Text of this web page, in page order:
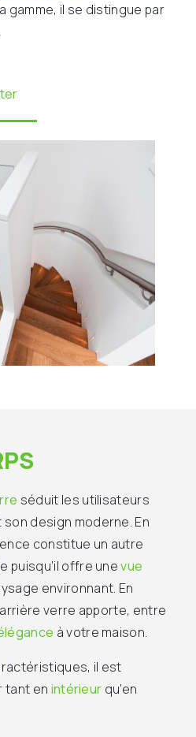
gamme, il se distingue par
séduit les utilisateurs
design moderne. En
constitue un autre
puisqu’il offre unevue
environnant. En
verre apporte, entre
à votre maison.
il est
tant en intérieur qu’en